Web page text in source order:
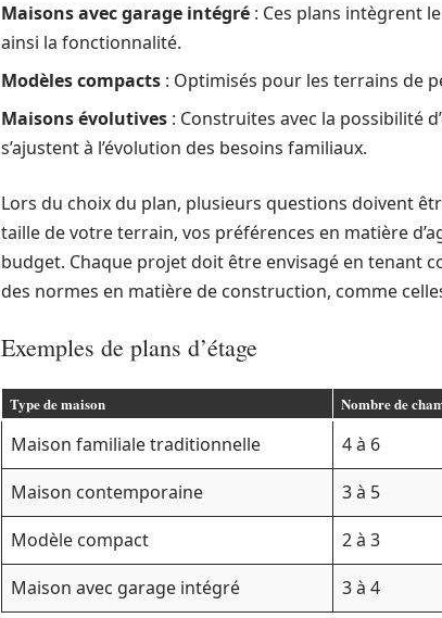
Maisons avec garage intégré : Ces plans intègrent
ainsi la fonctionnalité.
Modèles compacts : Optimisés pour les terrains de
Maisons évolutives : Construites avec la possibilité
s’ajustent à l’évolution des besoins familiaux.
Lors du choix du plan, plusieurs questions doivent
taille de votre terrain, vos préférences en matière
budget. Chaque projet doit être envisagé en tenant
des normes en matière de construction, comme
Exemples de plans d’étage
Type de maison Nombre de
Maison familiale traditionnelle 4 à 6
Maison contemporaine
3 à 5
Modèle compact
2 à 3
Maison avec garage intégré
3 à 4